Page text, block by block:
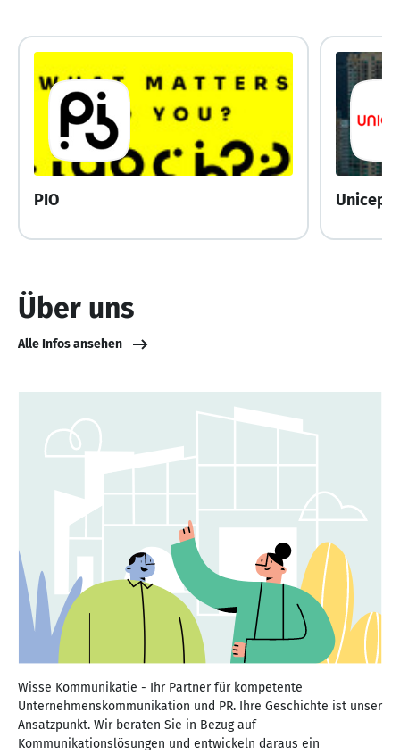
PIO
Über uns
Alle Infos ansehen
Wisse Kommunikatie - Ihr Partner für kompetente
Unternehmenskommunikation und PR. Ihre Geschichte ist unser
Ansatzpunkt. Wir beraten Sie in Bezug auf
Kommunikationslösungen und entwickeln daraus ein